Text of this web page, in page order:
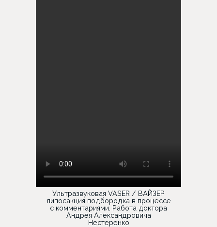
Ультразвуковая VASER / ВАЙЗЕР
липосакция подбородка в процессе
с комментариями. Работа доктора
Андрея Александровича
Нестеренко